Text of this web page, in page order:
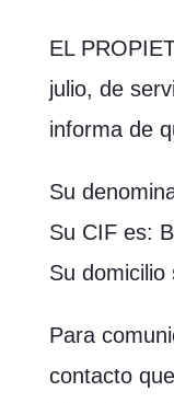
EL
julio, de
informa de
Su
Su CIF es:
Su domicilio
Para
contacto